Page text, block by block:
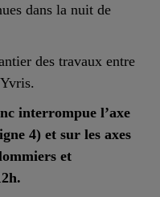
dans la nuit de
des travaux entre
interrompue l’axe
4) et sur les axes
et